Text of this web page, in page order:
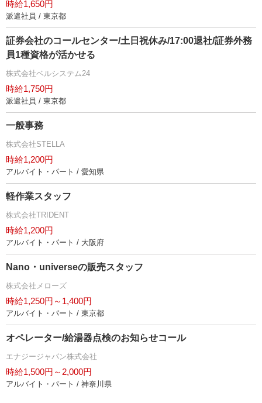
時給1,650円
派遣社員 / 東京都
証券会社のコールセンター/土日祝休み/17:00退社/証券外務
員1種資格が活かせる
株式会社ベルシステム24
時給1,750円
派遣社員 / 東京都
一般事務
株式会社STELLA
時給1,200円
アルバイト・パート / 愛知県
軽作業スタッフ
株式会社TRIDENT
時給1,200円
アルバイト・パート / 大阪府
Nano・universeの販売スタッフ
株式会社メローズ
時給1,250円～1,400円
アルバイト・パート / 東京都
オペレーター/給湯器点検のお知らせコール
エナジージャパン株式会社
時給1,500円～2,000円
アルバイト・パート / 神奈川県